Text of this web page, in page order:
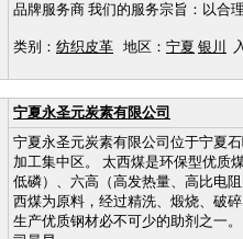
品牌服务商 我们的服务宗旨：以合
类别： 纺织皮革 地区： 宁夏 银川
宁夏永圣元炭素有限公司
宁夏永圣元炭素有限公司位于宁夏
加工集中区。 太西煤是环保型优质
低磷）、六高（高发热量、高比电
西煤为原料，经过精洗、煅烧、破
生产优质钢材必不可少的助剂之一